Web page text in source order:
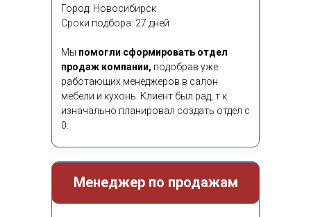
Менеджер по продажам
Город: Новосибирск
Сроки подбора: 27 дней
Мы помогли сформировать отдел
продаж компании, подобрав уже
работающих менеджеров в салон
мебели и кухонь. Клиент был рад, т.к.
изначально планировал создать отдел с
0.
Нам доверяют